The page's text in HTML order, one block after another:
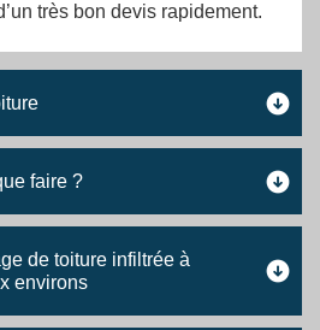
très bon devis rapidement.
faire ?
de toiture infiltrée à
environs